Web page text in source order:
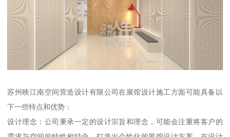
苏州映江南空间营造设计有限公司在展馆设计施工方面可能具备以
下一些特点和优势：
设计理念：公司秉承一定的设计宗旨和理念，可能会注重将客户的